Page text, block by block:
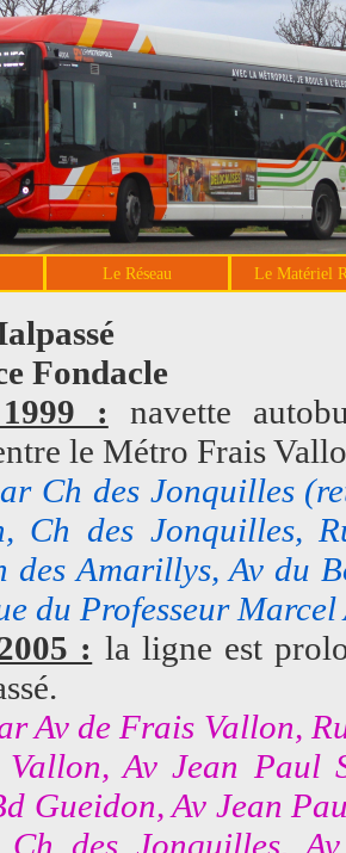
Le Réseau Le Matériel
Fondacle
: navette
le Métro Frais
Ch des Jonquilles
Ch des Jonquilles,
des Amarillys, Av du
du Professeur
: la ligne est
Av de Frais Vallon,
Av Jean Paul
Gueidon, Av Jean
Ch des Jonquilles,